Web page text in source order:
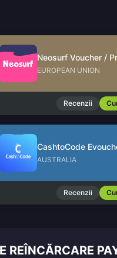
EUROPEAN UNION
Recenzii
AUSTRALIA
Recenzii
REÎNCĂRCARE